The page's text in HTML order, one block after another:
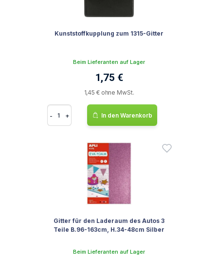
Kunststoffkupplung zum 1315-Gitter
Beim Lieferanten auf Lager
1,75 €
1,45 € ohne MwSt.
- + In den Warenkorb
Gitter für den Laderaum des Autos 3
Teile B.96-163cm, H.34-48cm Silber
Beim Lieferanten auf Lager